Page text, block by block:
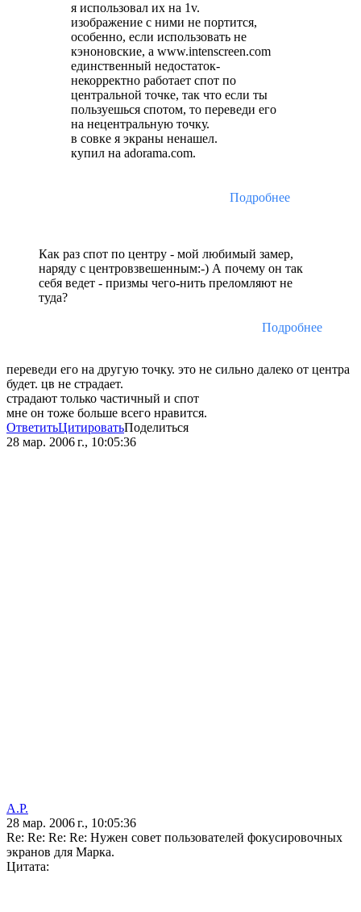
я использовал их на 1v.
изображение с ними не портится,
особенно, если использовать не
кэноновские, а www.intenscreen.com
единственный недостаток-
некорректно работает спот по
центральной точке, так что если ты
пользуешься спотом, то переведи его
на нецентральную точку.
в совке я экраны ненашел.
купил на adorama.com.
Подробнее
Как раз спот по центру - мой любимый замер,
наряду с центровзвешенным:-) А почему он так
себя ведет - призмы чего-нить преломляют не
туда?
Подробнее
переведи его на другую точку. это не сильно далеко от центра
будет. цв не страдает.
страдают только частичный и спот
мне он тоже больше всего нравится.
ОтветитьЦитироватьПоделиться
28 мар. 2006 г., 10:05:36
А.Р.
28 мар. 2006 г., 10:05:36
Re: Re: Re: Re: Нужен совет пользователей фокусировочных
экранов для Марка.
Цитата: